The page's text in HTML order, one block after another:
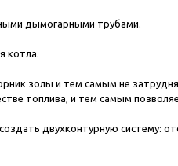
дымогарными трубами.
котла.
золы и тем самым не
топлива, и тем самым
двухконтурную систему: